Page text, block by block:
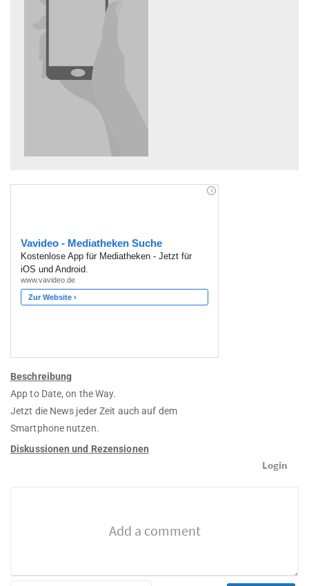
Beschreibung
App to Date, on the Way.
Jetzt die News jeder Zeit auch auf dem
Smartphone nutzen.
Diskussionen und Rezensionen
Login